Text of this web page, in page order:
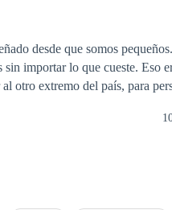
desde que somos
Eso era justo lo que Isla Harper
otro extremo del país, para
gustos, pero sobre todo,